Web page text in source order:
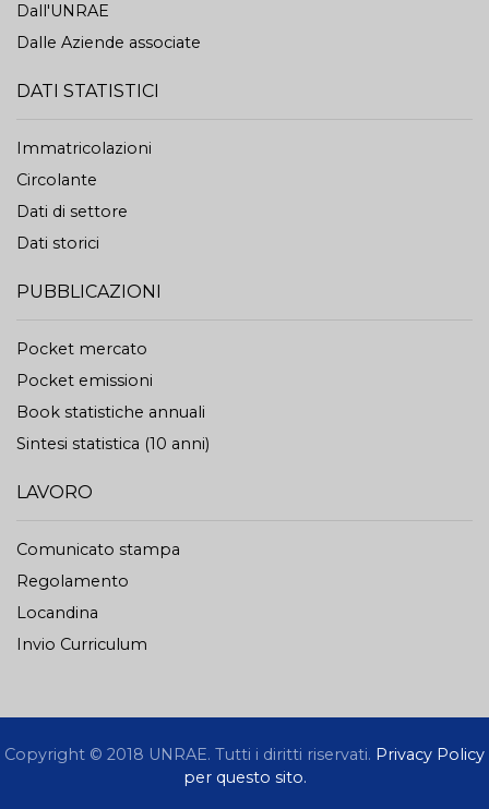
Dall'UNRAE
Dalle Aziende associate
DATI STATISTICI
Immatricolazioni
Circolante
Dati di settore
Dati storici
PUBBLICAZIONI
Pocket mercato
Pocket emissioni
Book statistiche annuali
Sintesi statistica (10 anni)
LAVORO
Comunicato stampa
Regolamento
Locandina
Invio Curriculum
Copyright © 2018 UNRAE. Tutti i diritti riservati. Privacy Policy
per questo sito.